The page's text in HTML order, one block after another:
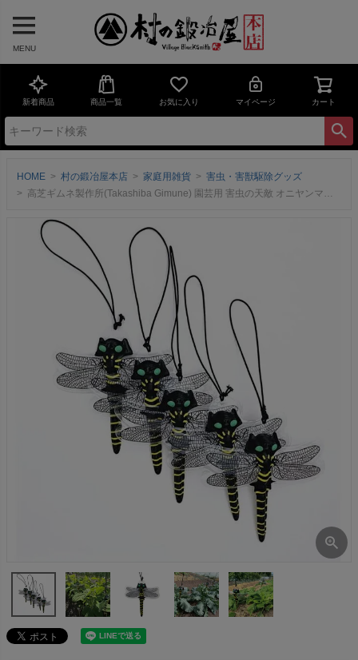
MENU
新着商品 商品一覧 お気に入り マイページ カート
HOME 村の鍛冶屋本店 家庭用雑貨
害虫・害獣駆除グッズ
高芝ギムネ製作所(Takashiba Gimune) 園芸用 害虫の天敵 オニヤンマ兄弟 5匹入 M-52 キャベツ・白菜・ブロッコリー・大根・小松菜・枝豆などに【頑張って送料無料！】